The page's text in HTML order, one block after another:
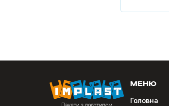
Меню
Головна